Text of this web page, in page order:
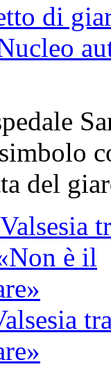
di
del